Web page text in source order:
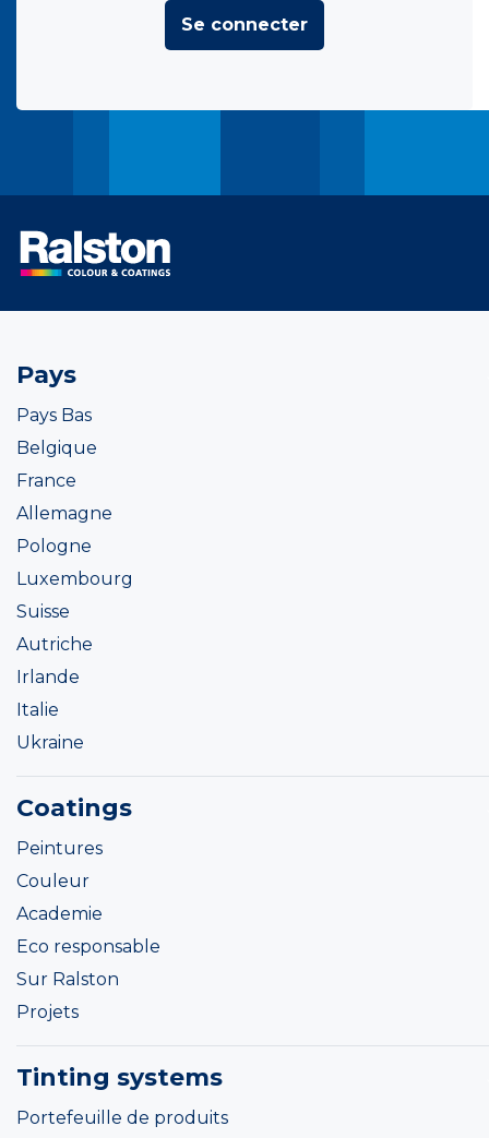
Se connecter
Pays
Pays Bas
Belgique
France
Allemagne
Pologne
Luxembourg
Suisse
Autriche
Irlande
Italie
Ukraine
Coatings
Peintures
Couleur
Academie
Eco responsable
Sur Ralston
Projets
Tinting systems
Portefeuille de produits